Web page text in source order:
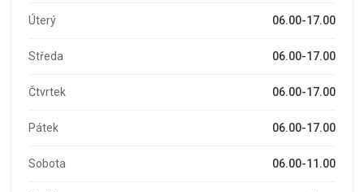
Úterý 06.00-17.00
Středa 06.00-17.00
Čtvrtek 06.00-17.00
Pátek 06.00-17.00
Sobota 06.00-11.00